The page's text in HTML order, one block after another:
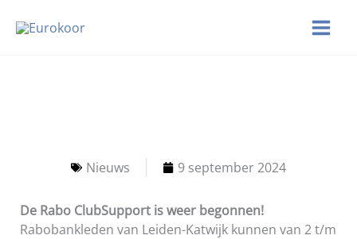
naar
Nieuws 9 september 2024
De Rabo ClubSupport is weer begonnen!
Rabobankleden van Leiden-Katwijk kunnen van 2 t/m